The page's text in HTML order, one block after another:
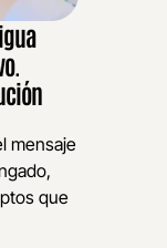
mensaje
que